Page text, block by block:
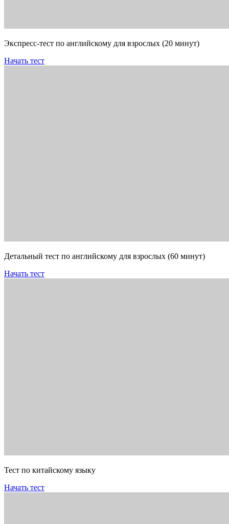
Экспресс-тест по английскому для взрослых (20 минут)
Начать тест
Детальный тест по английскому для взрослых (60 минут)
Начать тест
Тест по китайскому языку
Начать тест